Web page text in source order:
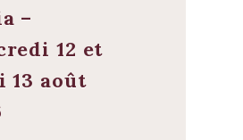
–
12 et
13 août